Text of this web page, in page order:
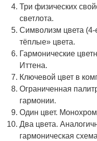
Три физических
светлота.
Символизм цвета
тёплые» цвета.
Гармонические
Иттена.
Ключевой цвет в
Ограниченная
гармонии.
Один цвет.
Два цвета.
гармоническая